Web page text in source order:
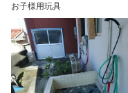
お子様用玩具